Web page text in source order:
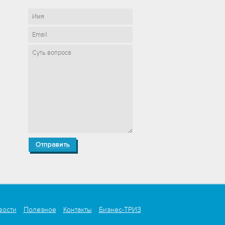
Полезное Контакты Бизнес-ТРИЗ